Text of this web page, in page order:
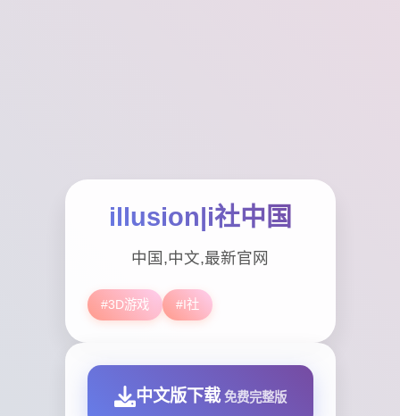
illusion|i社中国
中国,中文,最新官网
#3D游戏 #I社
中文版下载 免费完整版